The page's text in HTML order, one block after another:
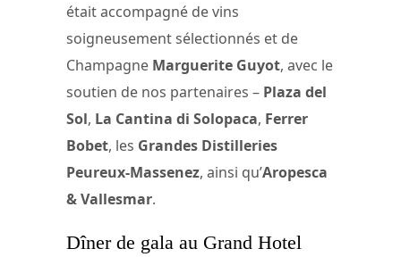
était accompagné de vins
soigneusement sélectionnés et de
Champagne Marguerite Guyot, avec le
soutien de nos partenaires – Plaza del
Sol, La Cantina di Solopaca, Ferrer
Bobet, les Grandes Distilleries
Peureux-Massenez, ainsi qu’Aropesca
& Vallesmar.
Dîner de gala au Grand Hotel